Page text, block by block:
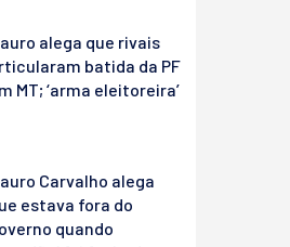
alega que rivais
batida da PF
MT; ‘arma eleitoreira’
Carvalho alega
estava fora do
quando